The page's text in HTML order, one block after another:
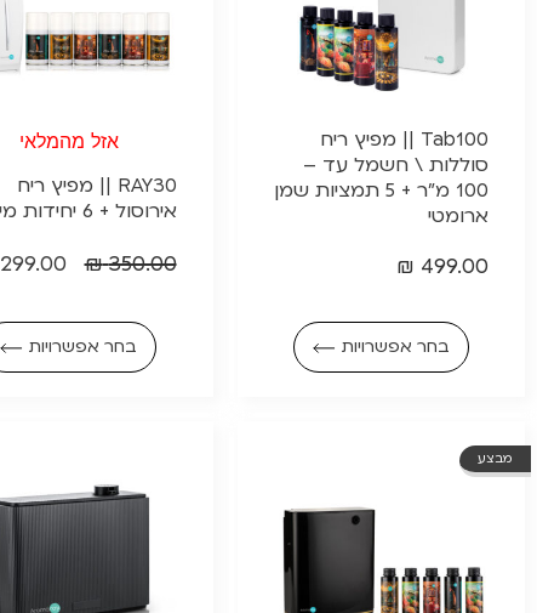
Tab100 || מפיץ ריח
סוללות \ חשמל עד –
100 מ"ר + 5 תמציות שמן
ארומטי
499.00
₪
בחר אפשרויות
אזל מהמלאי
RAY30 || מפיץ ריח
אירוסול + 6 יחידות מילוי
350.00
₪
299.00
בחר אפשרויות
מבצע